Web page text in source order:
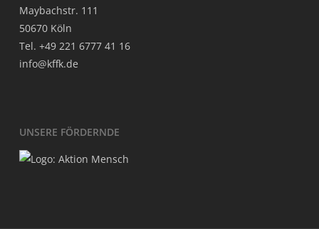
May­bach­str. 111
50670 Köln
Tel. +49 221 6777 41 16
info@kffk.de
UNSE­RE FÖRDERNDE